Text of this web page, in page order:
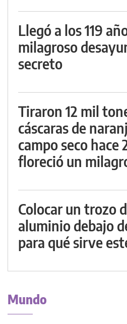
Llegó a los 119
milagroso
secreto
Tiraron 12 mil
cáscaras de
campo seco hace
floreció un
Colocar un trozo
aluminio debajo
para qué sirve
Mundo